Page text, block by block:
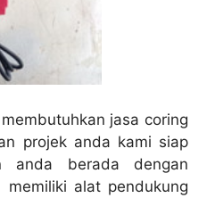
jasa coring
projek anda kami siap
anda berada dengan
alat pendukung